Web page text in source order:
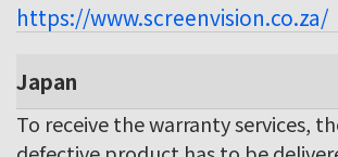
https://www.screenvision.co.za/
Japan
To receive the warranty services,